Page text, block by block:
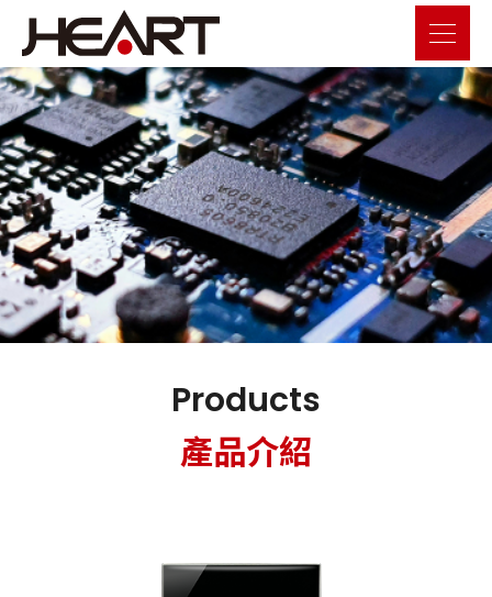
Products
產品介紹